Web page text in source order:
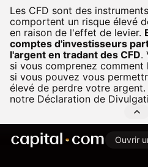
Les CFD sont des
comportent un risque élevé
en raison de l'effet de levier.
comptes d'investisseurs
l'argent en tradant des CFD.
si vous comprenez
si vous pouvez vous
élevé de perdre votre
notre Déclaration de
Ouvrir